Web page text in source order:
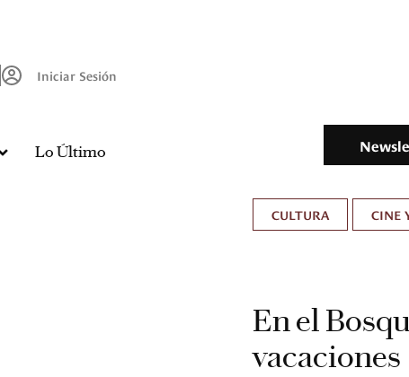
Iniciar Sesión
Lo Último
CULTURA CINE
En el
vacaciones